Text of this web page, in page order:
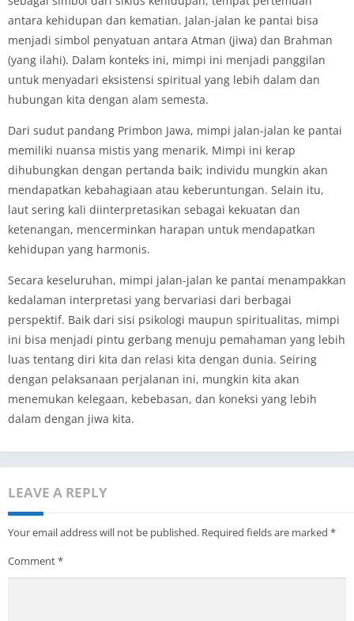
antara kehidupan dan kematian. Jalan-jalan ke pantai bisa
menjadi simbol penyatuan antara Atman (jiwa) dan Brahman
(yang ilahi). Dalam konteks ini, mimpi ini menjadi panggilan
untuk menyadari eksistensi spiritual yang lebih dalam dan
hubungan kita dengan alam semesta.
Dari sudut pandang Primbon Jawa, mimpi jalan-jalan ke pantai
memiliki nuansa mistis yang menarik. Mimpi ini kerap
dihubungkan dengan pertanda baik; individu mungkin akan
mendapatkan kebahagiaan atau keberuntungan. Selain itu,
laut sering kali diinterpretasikan sebagai kekuatan dan
ketenangan, mencerminkan harapan untuk mendapatkan
kehidupan yang harmonis.
Secara keseluruhan, mimpi jalan-jalan ke pantai menampakkan
kedalaman interpretasi yang bervariasi dari berbagai
perspektif. Baik dari sisi psikologi maupun spiritualitas, mimpi
ini bisa menjadi pintu gerbang menuju pemahaman yang lebih
luas tentang diri kita dan relasi kita dengan dunia. Seiring
dengan pelaksanaan perjalanan ini, mungkin kita akan
menemukan kelegaan, kebebasan, dan koneksi yang lebih
dalam dengan jiwa kita.
LEAVE A REPLY
Your email address will not be published. Required fields are marked *
Comment*